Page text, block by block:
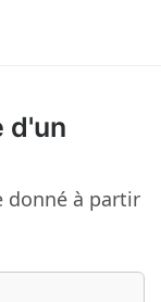
d'un
donné à partir